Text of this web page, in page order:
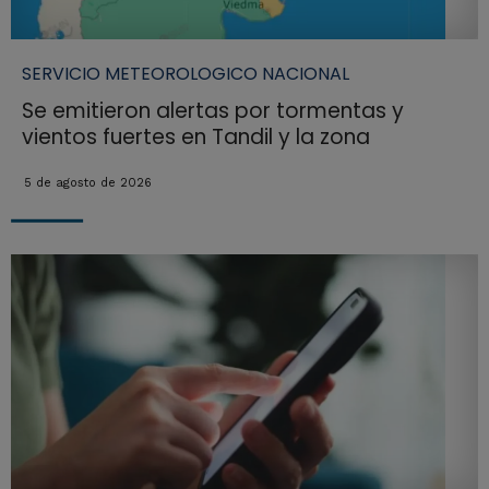
SERVICIO METEOROLOGICO NACIONAL
Se emitieron alertas por tormentas y
vientos fuertes en Tandil y la zona
5 de agosto de 2026